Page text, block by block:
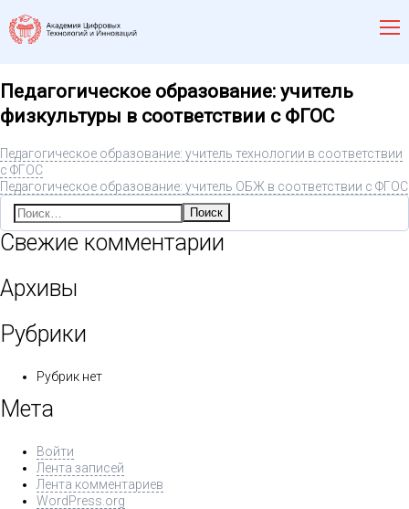
Педагогическое образование: учитель
физкультуры в соответствии с ФГОС
Педагогическое образование: учитель технологии в соответствии
с ФГОС
Педагогическое образование: учитель ОБЖ в соответствии с ФГОС
Найти:
Свежие комментарии
Архивы
Рубрики
Рубрик нет
Мета
Войти
Лента записей
Лента комментариев
WordPress.org